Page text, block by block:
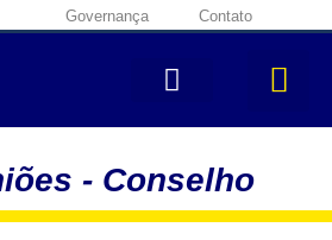
de ferramentas
Governança Contato
- Conselho